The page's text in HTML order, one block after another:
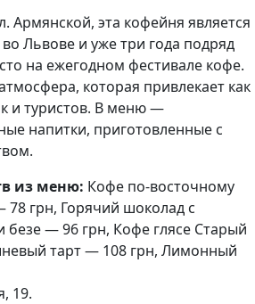
Армянской, эта кофейня является
Львове и уже три года подряд
на ежегодном фестивале кофе.
которая привлекает как
и туристов. В меню —
напитки, приготовленные с
из меню: Кофе по-восточному
грн, Горячий шоколад с
— 96 грн, Кофе глясе Старый
тарт — 108 грн, Лимонный
19.